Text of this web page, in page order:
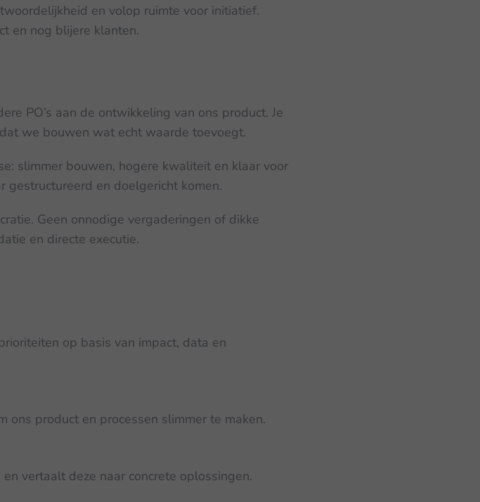
en volop ruimte voor initiatief.
en nog blijere klanten.
PO’s aan de ontwikkeling van ons product. Je
we bouwen wat echt waarde toevoegt.
slimmer bouwen, hogere kwaliteit en klaar voor
gestructureerd en doelgericht komen.
Geen onnodige vergaderingen of dikke
en directe executie.
op basis van impact, data en
ons product en processen slimmer te maken.
vertaalt deze naar concrete oplossingen.